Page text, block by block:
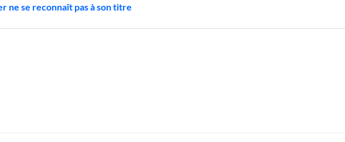
ne se reconnaît pas à son titre